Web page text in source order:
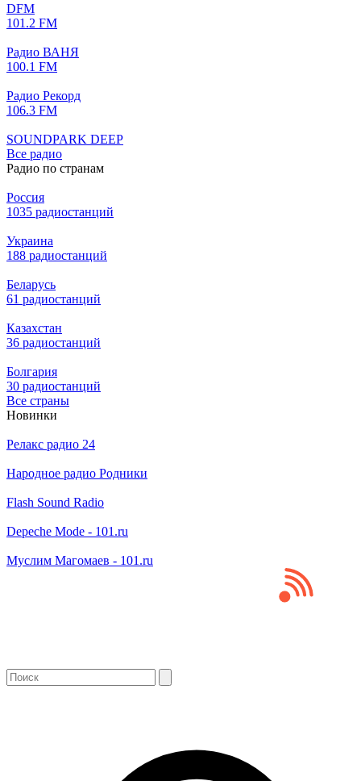
DFM
101.2 FM
Радио ВАНЯ
100.1 FM
Радио Рекорд
106.3 FM
SOUNDPARK DEEP
Все радио
Радио по странам
Россия
1035 радиостанций
Украина
188 радиостанций
Беларусь
61 радиостанций
Казахстан
36 радиостанций
Болгария
30 радиостанций
Все страны
Новинки
Релакс радио 24
Народное радио Родники
Flash Sound Radio
Depeche Mode - 101.ru
Муслим Магомаев - 101.ru